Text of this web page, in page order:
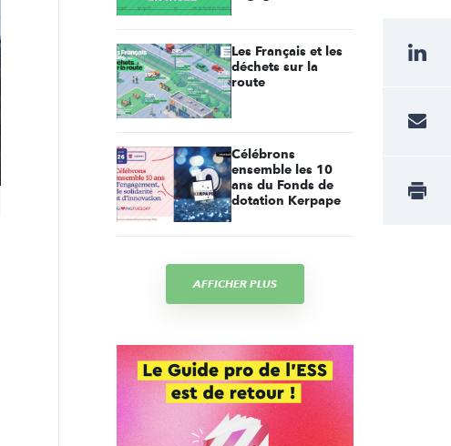
Les Français et les
déchets sur la
route
Célébrons
ensemble les 10
ans du Fonds de
dotation Kerpape
AFFICHER PLUS